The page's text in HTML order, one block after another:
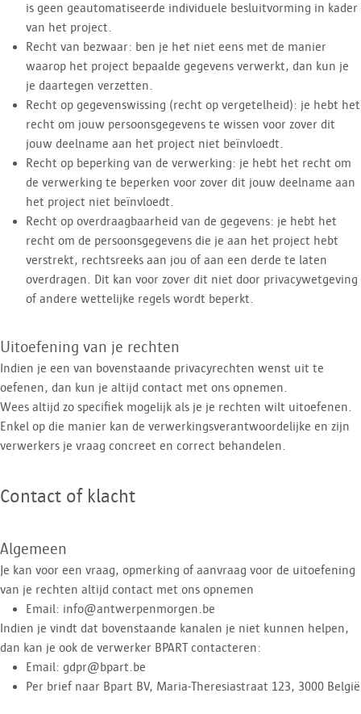
is geen geautomatiseerde individuele besluitvorming in kader
van het project.
Recht van bezwaar: ben je het niet eens met de manier
waarop het project bepaalde gegevens verwerkt, dan kun je
je daartegen verzetten.
Recht op gegevenswissing (recht op vergetelheid): je hebt het
recht om jouw persoonsgegevens te wissen voor zover dit
jouw deelname aan het project niet beïnvloedt.
Recht op beperking van de verwerking: je hebt het recht om
de verwerking te beperken voor zover dit jouw deelname aan
het project niet beïnvloedt.
Recht op overdraagbaarheid van de gegevens: je hebt het
recht om de persoonsgegevens die je aan het project hebt
verstrekt, rechtsreeks aan jou of aan een derde te laten
overdragen. Dit kan voor zover dit niet door privacywetgeving
of andere wettelijke regels wordt beperkt.
Uitoefening van je rechten
Indien je een van bovenstaande privacyrechten wenst uit te
oefenen, dan kun je altijd contact met ons opnemen.
Wees altijd zo specifiek mogelijk als je je rechten wilt uitoefenen.
Enkel op die manier kan de verwerkingsverantwoordelijke en zijn
verwerkers je vraag concreet en correct behandelen.
Contact of klacht
Algemeen
Je kan voor een vraag, opmerking of aanvraag voor de uitoefening
van je rechten altijd contact met ons opnemen
Email: info@antwerpenmorgen.be
Indien je vindt dat bovenstaande kanalen je niet kunnen helpen,
dan kan je ook de verwerker BPART contacteren:
Email: gdpr@bpart.be
Per brief naar Bpart BV, Maria-Theresiastraat 123, 3000 België